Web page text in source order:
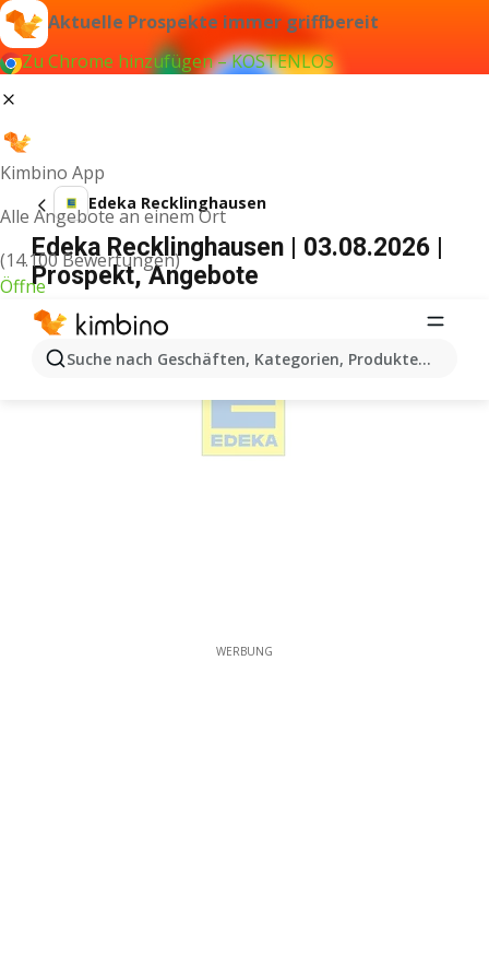
Aktuelle Prospekte immer griffbereit
Zu Chrome hinzufügen – KOSTENLOS
Kimbino App
Alle Angebote an einem Ort
(14.100 Bewertungen)
Öffne
Suche nach Geschäften, Kategorien, Produkten...
Edeka Recklinghausen
Edeka Recklinghausen | 03.08.2026 |
Prospekt, Angebote
WERBUNG